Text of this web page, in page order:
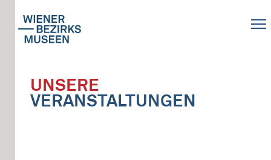
UNSERE
VERANSTALTUNGEN